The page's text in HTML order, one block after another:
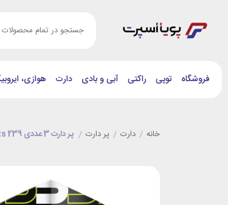
فروشگاه توپی راکتی آبی و بادی دارت هوازی،
خانه / دارت / پر دارت / پر دارت 3 عددی Winmau Mega Standard Flights 239 اصل